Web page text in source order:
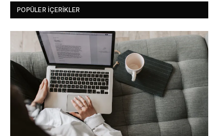
POPÜLER İÇERIKLER